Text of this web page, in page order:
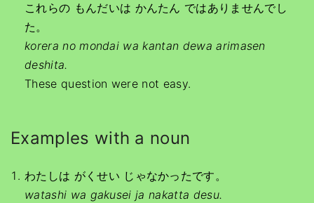
これらの もんだいは かんたん ではありませんでし
た。
korera no mondai wa kantan dewa arimasen
deshita.
These question were not easy.
Examples with a noun
わたしは がくせい じゃなかったです。
watashi wa gakusei ja nakatta desu.